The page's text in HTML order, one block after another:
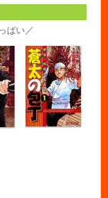
ぱい／